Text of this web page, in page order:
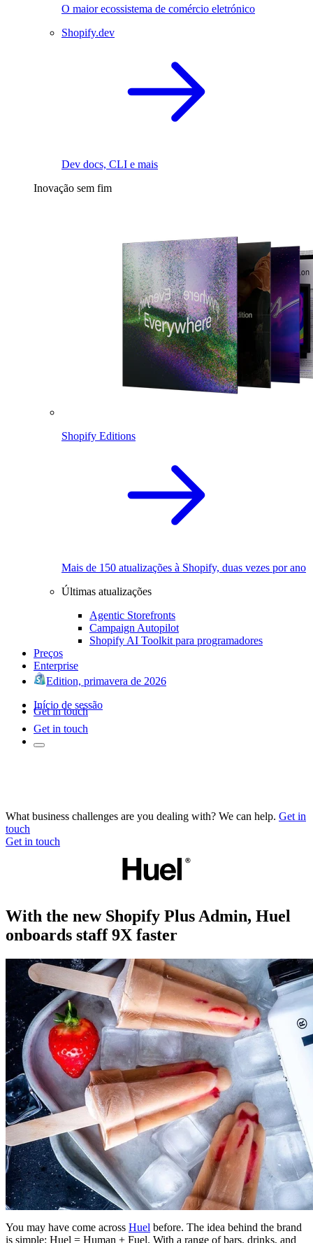
O maior ecossistema de comércio eletrónico
Shopify.dev
Dev docs, CLI e mais
Inovação sem fim
Shopify Editions
Mais de 150 atualizações à Shopify, duas vezes por ano
Últimas atualizações
Agentic Storefronts
Campaign Autopilot
Shopify AI Toolkit para programadores
Preços
Enterprise
Edition, primavera de 2026
Início de sessão
Get in touch
Get in touch
What business challenges are you dealing with? We can help. Get in
touch
Get in touch
With the new Shopify Plus Admin, Huel
onboards staff 9X faster
You may have come across Huel before. The idea behind the brand
is simple: Huel = Human + Fuel. With a range of bars, drinks, and